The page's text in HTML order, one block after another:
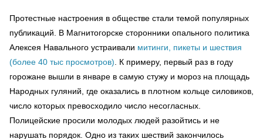
Протестные настроения в обществе стали темой популярных
публикаций. В Магнитогорске сторонники опального политика
Алексея Навального устраивали митинги, пикеты и шествия
(более 40 тыс просмотров) . К примеру, первый раз в году
горожане вышли в январе в самую стужу и мороз на площадь
Народных гуляний, где оказались в плотном кольце силовиков,
число которых превосходило число несогласных.
Полицейские просили молодых людей разойтись и не
нарушать порядок. Одно из таких шествий закончилось